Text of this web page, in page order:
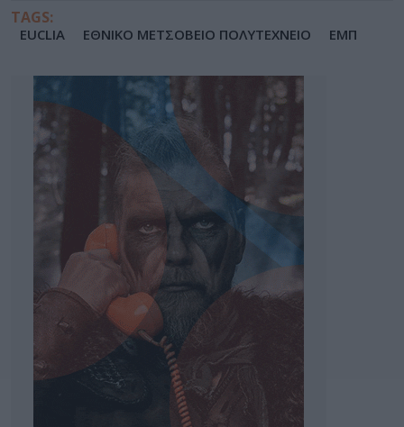
TAGS:
EUCLIA ΕΘΝΙΚΟ ΜΕΤΣΟΒΕΙΟ ΠΟΛΥΤΕΧΝΕΙΟ ΕΜΠ